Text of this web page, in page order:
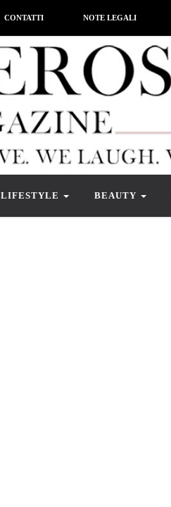
CONTATTI NOTE LEGALI
LIFESTYLE BEAUTY